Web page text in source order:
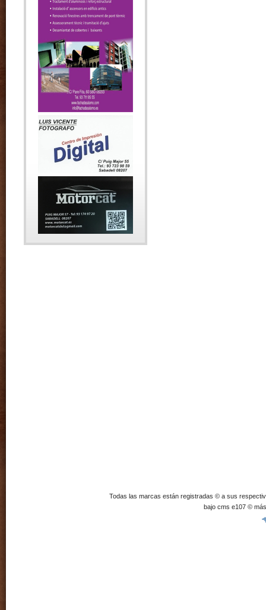
Todas las marcas están registradas © a sus
bajo cms e107 ©